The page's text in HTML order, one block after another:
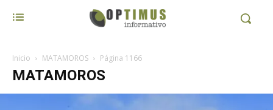
Inicio MATAMOROS Página 1166
MATAMOROS